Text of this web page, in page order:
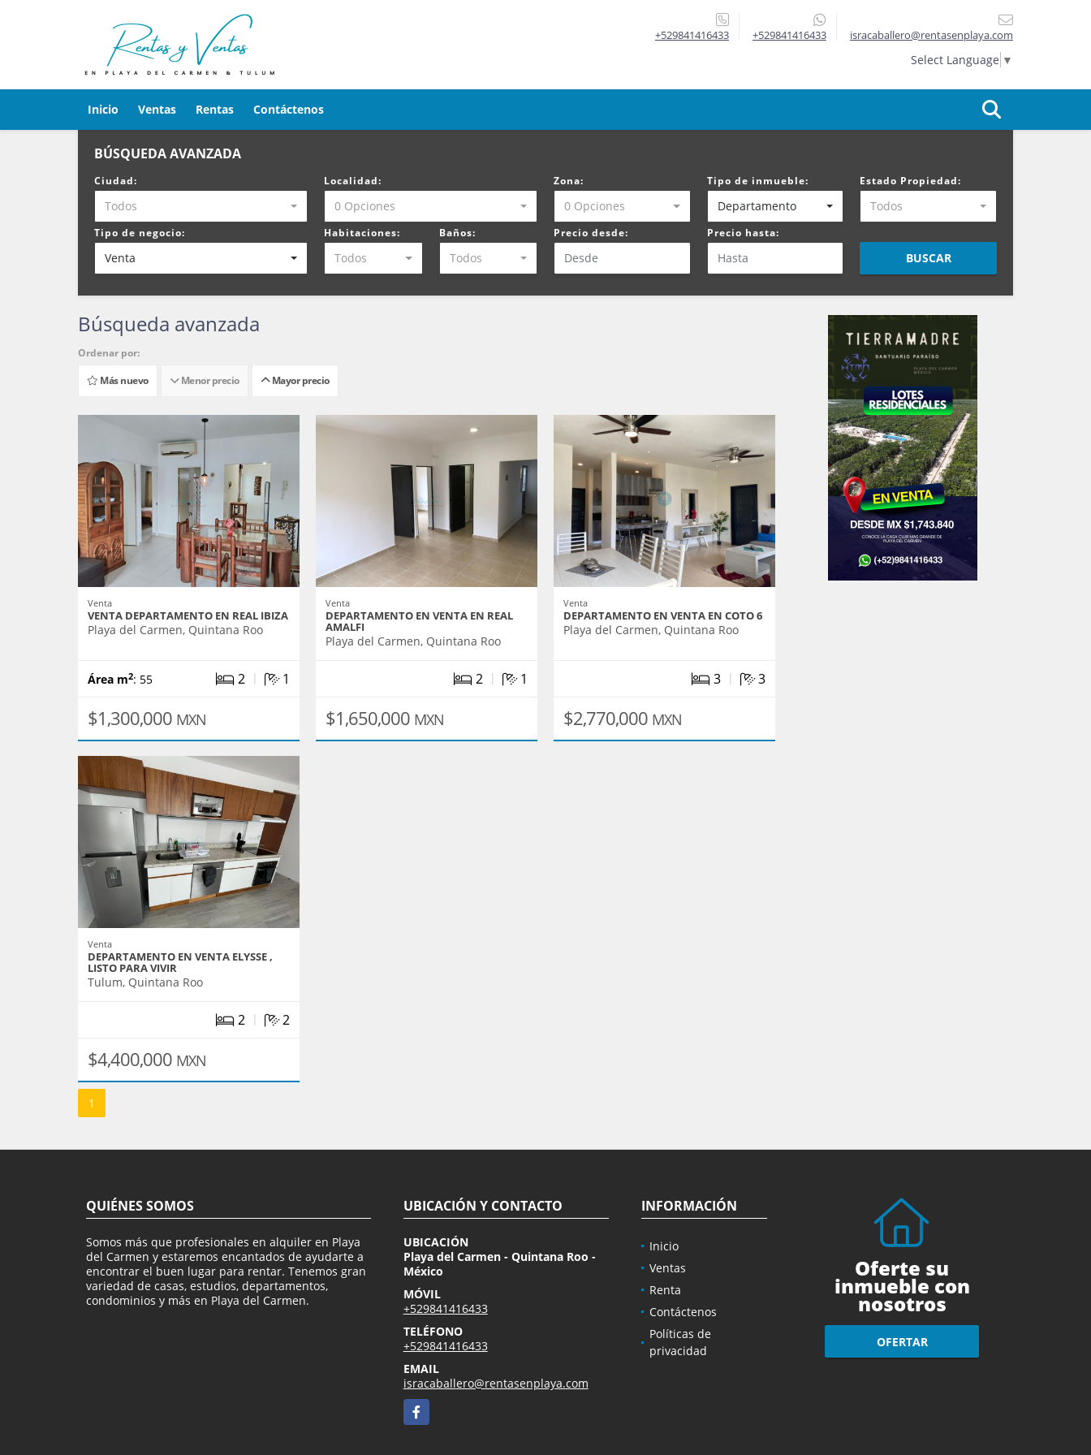
+529841416433 +529841416433 isracaballero@rentasenplaya.com
Select Language ▼
Inicio Ventas Rentas Contáctenos
BÚSQUEDA AVANZADA
Ciudad:
Todos
Localidad:
0 Opciones
Zona:
0 Opciones
Tipo de inmueble:
Departamento
Estado Propiedad:
Todos
Tipo de negocio:
Venta
Habitaciones:
Todos
Baños:
Todos
Precio desde: Precio hasta:
BUSCAR
Búsqueda avanzada
Ordenar por:
Más nuevo
Menor precio Mayor precio
Venta
VENTA DEPARTAMENTO EN REAL IBIZA
Playa del Carmen, Quintana Roo
Área m2: 55 2 | 1
$1,300,000 MXN
Venta
DEPARTAMENTO EN VENTA EN REAL
AMALFI
Playa del Carmen, Quintana Roo
2 | 1
$1,650,000 MXN
Venta
DEPARTAMENTO EN VENTA EN COTO 6
Playa del Carmen, Quintana Roo
3| 3
$2,770,000 MXN
Venta
DEPARTAMENTO EN VENTA ELYSSE ,
LISTO PARA VIVIR
Tulum, Quintana Roo
2 | 2
$4,400,000 MXN
1
QUIÉNES SOMOS
Somos más que profesionales en alquiler en Playa
del Carmen y estaremos encantados de ayudarte a
encontrar el buen lugar para rentar. Tenemos gran
variedad de casas, estudios, departamentos,
condominios y más en Playa del Carmen.
UBICACIÓN Y CONTACTO
UBICACIÓN
Playa del Carmen - Quintana Roo -
México
MÓVIL
+529841416433
TELÉFONO
+529841416433
EMAIL
isracaballero@rentasenplaya.com
Facebook
INFORMACIÓN
Inicio
Ventas
Renta
Contáctenos
Políticas de
privacidad
Oferte su
inmueble con
nosotros
OFERTAR